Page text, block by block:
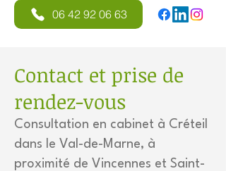
06 42 92 06 63
Contact et prise de
rendez-vous
Consultation en cabinet à Créteil
dans le Val-de-Marne, à
proximité de Vincennes et Saint-